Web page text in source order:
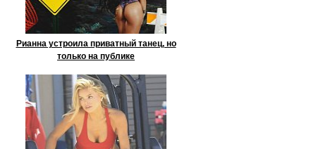
Рианна устроила приватный танец, но
только на публике